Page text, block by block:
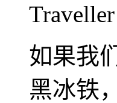
Traveller
如果我
黑冰铁